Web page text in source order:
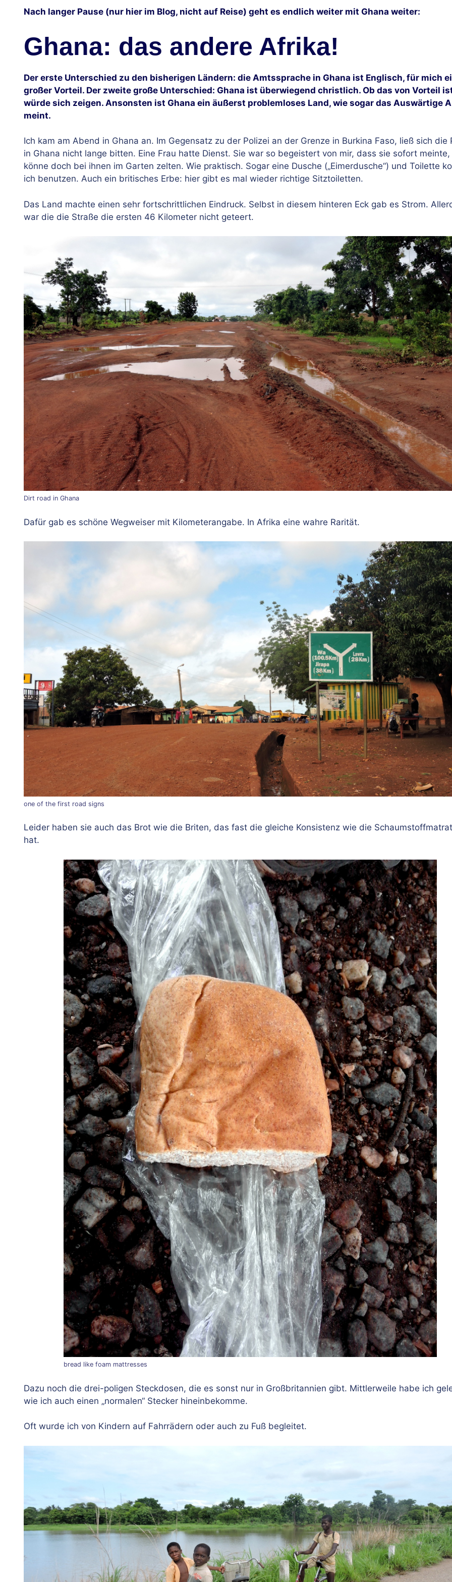
Nach langer Pause (nur hier im Blog, nicht auf Reise) geht es endlich weiter mit Ghana weiter:
Ghana: das andere Afrika!
Der erste Unterschied zu den bisherigen Ländern: die Amtssprache in Ghana ist Englisch, für mich
großer Vorteil. Der zweite große Unterschied: Ghana ist überwiegend christlich. Ob das von Vorteil
würde sich zeigen. Ansonsten ist Ghana ein äußerst problemloses Land, wie sogar das Auswärtige
meint.
Ich kam am Abend in Ghana an. Im Gegensatz zu der Polizei an der Grenze in Burkina Faso, ließ sich die
in Ghana nicht lange bitten. Eine Frau hatte Dienst. Sie war so begeistert von mir, dass sie sofort meinte,
könne doch bei ihnen im Garten zelten. Wie praktisch. Sogar eine Dusche („Eimerdusche“) und Toilette
ich benutzen. Auch ein britisches Erbe: hier gibt es mal wieder richtige Sitztoiletten.
Das Land machte einen sehr fortschrittlichen Eindruck. Selbst in diesem hinteren Eck gab es Strom.
war die die Straße die ersten 46 Kilometer nicht geteert.
Dirt road in Ghana
Dafür gab es schöne Wegweiser mit Kilometerangabe. In Afrika eine wahre Rarität.
one of the first road signs
Leider haben sie auch das Brot wie die Briten, das fast die gleiche Konsistenz wie die
hat.
bread like foam mattresses
Dazu noch die drei-poligen Steckdosen, die es sonst nur in Großbritannien gibt. Mittlerweile habe ich
wie ich auch einen „normalen“ Stecker hineinbekomme.
Oft wurde ich von Kindern auf Fahrrädern oder auch zu Fuß begleitet.